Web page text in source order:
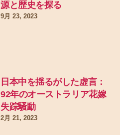
源と歴史を探る
9月 23, 2023
日本中を揺るがした虚言：
92年のオーストラリア花嫁
失踪騒動
2月 21, 2023